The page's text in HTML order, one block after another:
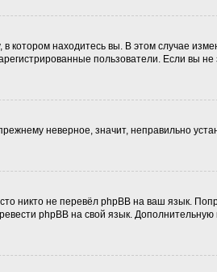
котором находитесь вы. В этом случае
пользователи. Если вы
неверное, значит, неправильно
никто не перевёл phpBB на ваш язык.
phpBB на свой язык.